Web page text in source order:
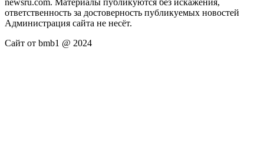
ответственность за достоверность публикуемых новостей
Администрация сайта не несёт.
Сайт от bmb1 @ 2024